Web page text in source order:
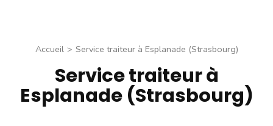
Accueil > Service traiteur à Esplanade (Strasbourg)
Service traiteur à
Esplanade (Strasbourg)